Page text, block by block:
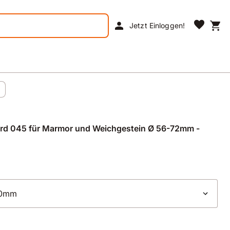
person Jetzt Einloggen! favorite shopping_cart
045 für Marmor und Weichgestein Ø 56-72mm -